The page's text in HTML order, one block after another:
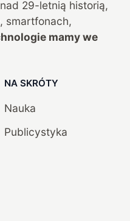
29-letnią historią,
smartfonach,
mamy we
NA SKRÓTY
Nauka
Publicystyka